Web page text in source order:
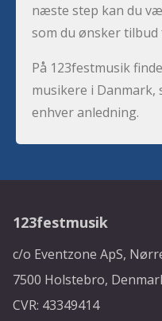
næste step kan du
som du ønsker tilbud
På 123festmusik
musikere i Danmark,
enhver anledning.
123festmusik
c/o Eventzone ApS,
7500 Holstebro,
CVR: 43349414